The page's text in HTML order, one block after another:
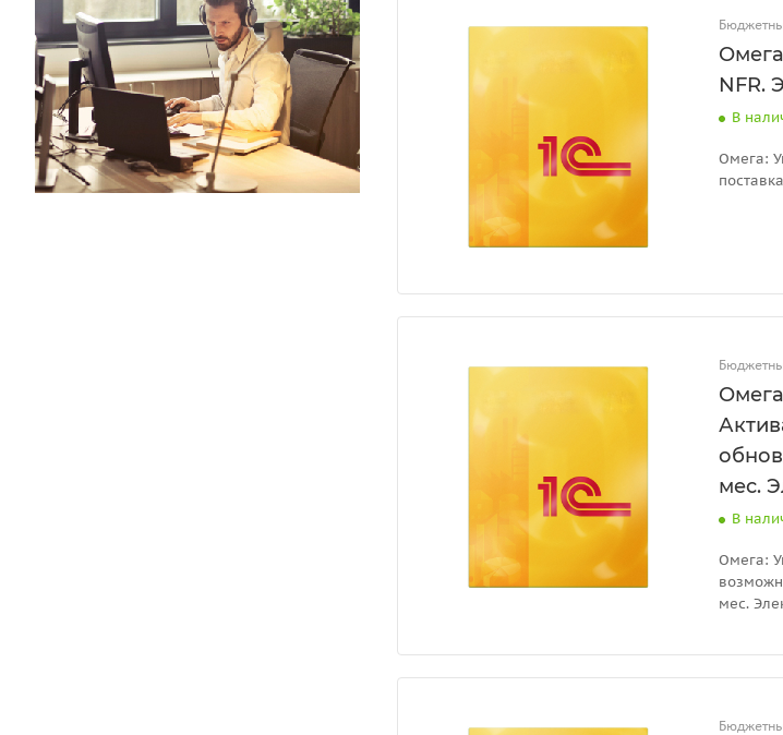
NFR.
В
Омега:
поставка
мес.
В
Омега:
мес.